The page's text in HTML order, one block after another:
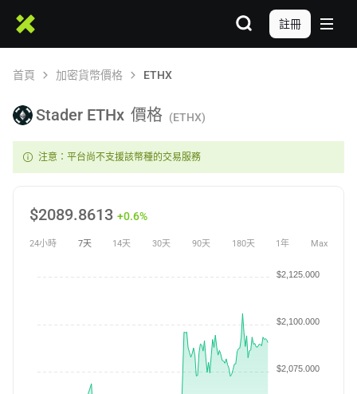
註冊
首頁 加密貨幣價格 ETHX
Stader ETHx 價格 (ETHX)
注意：平台尚不支援該幣種的交易服務
$2089.8613 +0.6%
24小時 7天 14天 30天 90天 180天 1年 Max
$2,075.000
$2,100.000
$2,125.000